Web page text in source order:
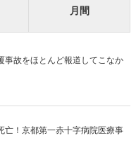
月間
事故をほとんど報道してこなか
亡！京都第一赤十字病院医療事